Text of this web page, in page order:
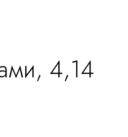
4,14